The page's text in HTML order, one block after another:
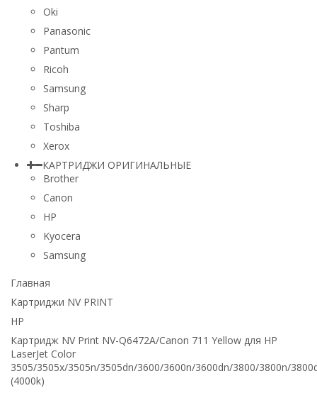
Oki
Panasonic
Pantum
Ricoh
Samsung
Sharp
Toshiba
Xerox
КАРТРИДЖИ ОРИГИНАЛЬНЫЕ
Brother
Canon
HP
Kyocera
Samsung
Главная
Картриджи NV PRINT
HP
Картридж NV Print NV-Q6472A/Canon 711 Yellow для HP
LaserJet Color
3505/3505x/3505n/3505dn/3600/3600n/3600dn/3800/3800n/
(4000k)